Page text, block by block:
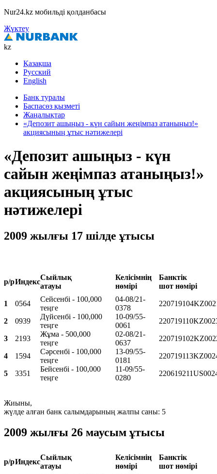
Nur24.kz мобильді қолданбасы
Жүктеу
kz
Қазақша
Русский
English
Банк туралы
Баспасөз қызметі
Жаңалықтар
«Депозит ашыңыз - күн сайын жеңімпаз атаныңыз!»
акциясының ұтыс нәтижелері
«Депозит ашыңыз - күн
сайын жеңімпаз атаныңыз!»
акциясының ұтыс
нәтижелері
2009 жылғы 17 шілде ұтысы
р/рИндекс
Сыйлық
атауы
Келісімнің
нөмірі
Банктік
шот нөмірі
1 0564
Сейсенбі - 100,000
теңге
04-08/21-
0378
2 0939
Дүйсенбі - 100,000
теңге
10-09/55-
0061
3 2193
Жұма - 500,000
теңге
02-08/21-
0637
4 1594
Сәрсенбі - 100,000
теңге
13-09/55-
0181
5 3351
Бейсенбі - 100,000
теңге
11-09/55-
0280
Жиыны,
жүлде алған банк салымдарының жалпы саны: 5
2009 жылғы 26 маусым ұтысы
р/рИндекс
Сыйлық
атауы
Келісімнің
нөмірі
Банктік
шот нөмірі